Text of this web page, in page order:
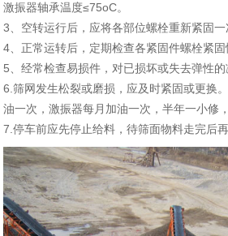
激振器轴承温度≤75oC。
3、空转运行后，应将各部位螺栓重新紧固一
4、正常运转后，定期检查各紧固件螺栓紧固
5、经常检查易损件，对已损坏或失去弹性的
6.筛网发生松裂或磨损，应及时紧固或更换
油一次，激振器每月加油一次，半年一小修
7.停车前应先停止给料，待筛面物料走完后再